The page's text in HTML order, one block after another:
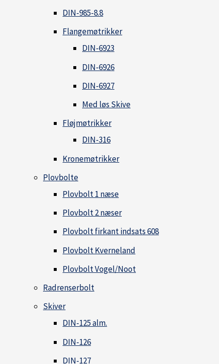
DIN-985-8.8
Flangemøtrikker
DIN-6923
DIN-6926
DIN-6927
Med løs Skive
Fløjmøtrikker
DIN-316
Kronemøtrikker
Plovbolte
Plovbolt 1 næse
Plovbolt 2 næser
Plovbolt firkant indsats 608
Plovbolt Kverneland
Plovbolt Vogel/Noot
Radrenserbolt
Skiver
DIN-125 alm.
DIN-126
DIN-127